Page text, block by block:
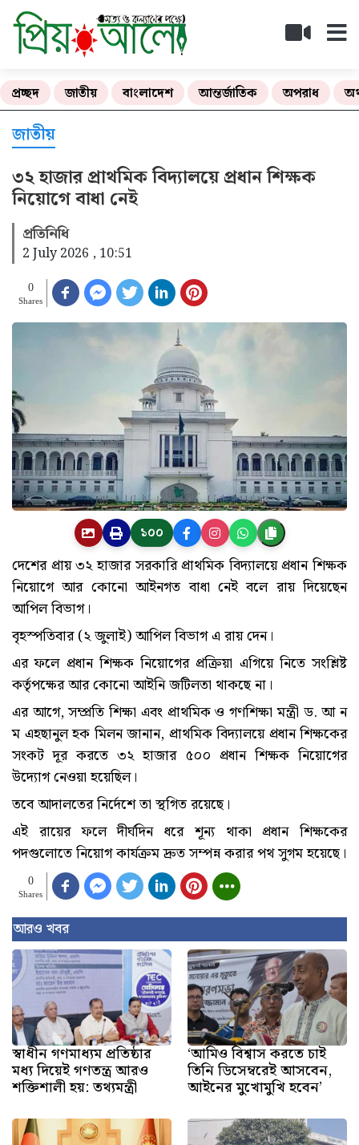
প্রচ্ছদ জাতীয় বাংলাদেশ আন্তর্জাতিক অপরাধ
জাতীয়
৩২ হাজার প্রাথমিক বিদ্যালয়ে প্রধান শিক্ষক
নিয়োগে বাধা নেই
প্রতিনিধি
2 July 2026 , 10:51
0
Shares
১০০
দেশের প্রায় ৩২ হাজার সরকারি প্রাথমিক বিদ্যালয়ে প্রধান শিক্ষক
নিয়োগে আর কোনো আইনগত বাধা নেই বলে রায় দিয়েছেন
আপিল বিভাগ।
বৃহস্পতিবার (২ জুলাই) আপিল বিভাগ এ রায় দেন।
এর ফলে প্রধান শিক্ষক নিয়োগের প্রক্রিয়া এগিয়ে নিতে সংশ্লিষ্ট
কর্তৃপক্ষের আর কোনো আইনি জটিলতা থাকছে না।
এর আগে, সম্প্রতি শিক্ষা এবং প্রাথমিক ও গণশিক্ষা মন্ত্রী ড. আ ন
ম এহছানুল হক মিলন জানান, প্রাথমিক বিদ্যালয়ে প্রধান শিক্ষকের
সংকট দূর করতে ৩২ হাজার ৫০০ প্রধান শিক্ষক নিয়োগের
উদ্যোগ নেওয়া হয়েছিল।
তবে আদালতের নির্দেশে তা স্থগিত রয়েছে।
এই রায়ের ফলে দীর্ঘদিন ধরে শূন্য থাকা প্রধান শিক্ষকের
পদগুলোতে নিয়োগ কার্যক্রম দ্রুত সম্পন্ন করার পথ সুগম হয়েছে।
0
Shares
আরও খবর
স্বাধীন গণমাধ্যম প্রতিষ্ঠার
মধ্য দিয়েই গণতন্ত্র আরও
শক্তিশালী হয়: তথ্যমন্ত্রী
‘আমিও বিশ্বাস করতে চাই
তিনি ডিসেম্বরেই আসবেন,
আইনের মুখোমুখি হবেন’